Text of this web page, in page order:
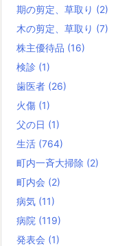
期の剪定、草取り (2)
木の剪定、草取り (7)
株主優待品 (16)
検診 (1)
歯医者 (26)
火傷 (1)
父の日 (1)
生活 (764)
町内一斉大掃除 (2)
町内会 (2)
病気 (11)
病院 (119)
発表会 (1)